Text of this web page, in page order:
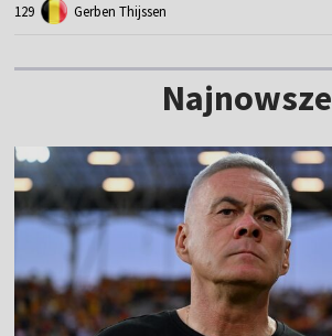
129 Gerben Thijssen
Najnowsze